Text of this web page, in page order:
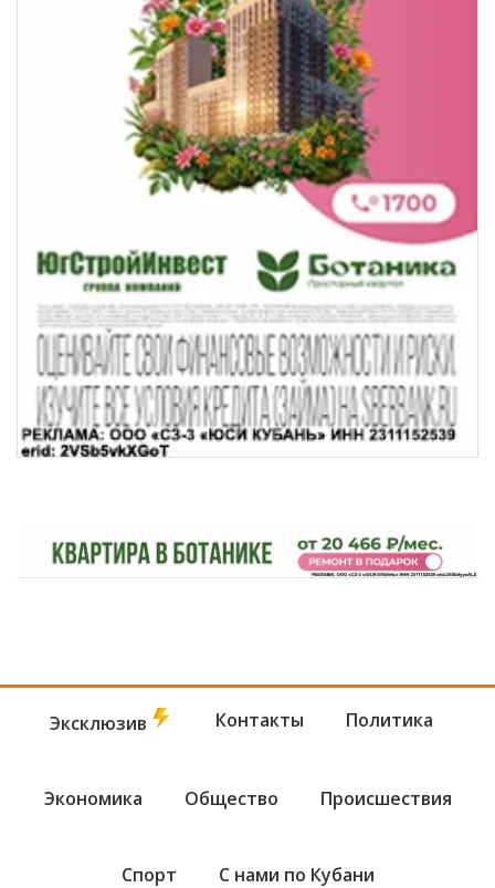
Эксклюзив Контакты Политика
Экономика Общество Происшествия
Спорт С нами по Кубани